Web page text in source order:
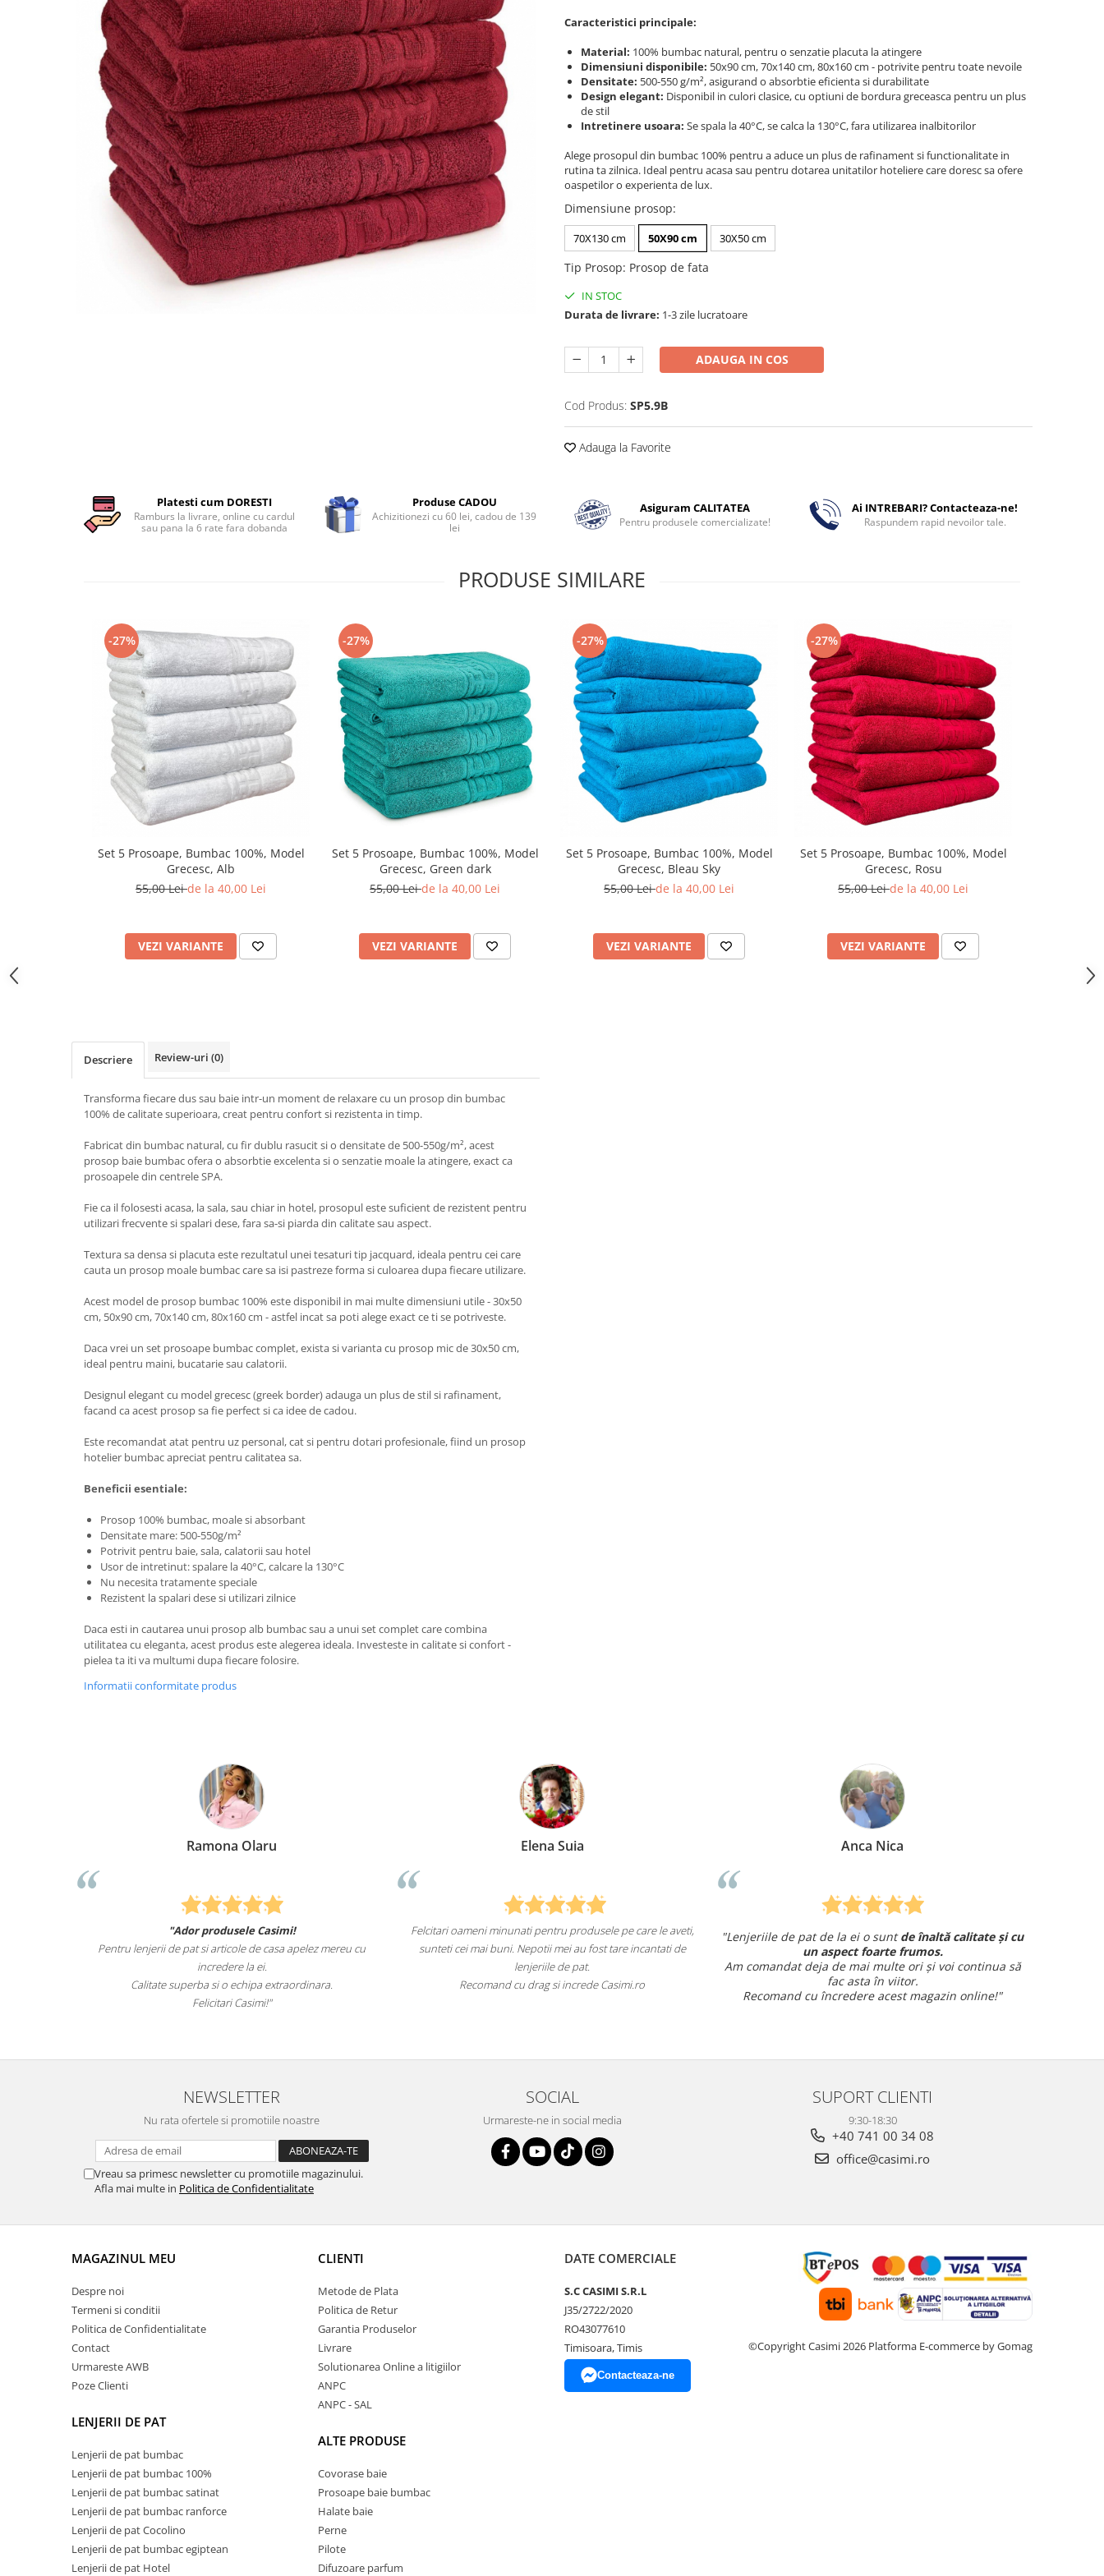
Cearceaf cu elastic
Cearceaf normal
Lenjerii De Pat Creponate
Lenjerii De Pat Bumbac Poplin 2
Lenjerii De Pat Bumbac Poplin,
Matlasate, 2 Persoane
Lenjerii De Pat Bumbac Satinat 2
Lenjerii De Pat Volanase
Lenjerii De Pat, Finet Premium 3D,
Set Lenjerie De Pat Jacquard Regal,
11 Piese, Cuvertura Inclusa
Lenjerii Damasc Egiptean King Size
Lenjerii De Pat, Imprimeu 3D, 1
Caracteristici principale:
Material: 100% bumbac natural, pentru o senzatie placuta la atingere
Dimensiuni disponibile: 50x90 cm, 70x140 cm, 80x160 cm - potrivite pentru toate nevoile
Densitate: 500-550 g/m², asigurand o absorbtie eficienta si durabilitate
Design elegant: Disponibil in culori clasice, cu optiuni de bordura greceasca pentru un plus
de stil
Intretinere usoara: Se spala la 40°C, se calca la 130°C, fara utilizarea inalbitorilor
Alege prosopul din bumbac 100% pentru a aduce un plus de rafinament si functionalitate in
rutina ta zilnica. Ideal pentru acasa sau pentru dotarea unitatilor hoteliere care doresc sa ofere
oaspetilor o experienta de lux.
Dimensiune prosop:
70X130 cm 50X90 cm 30X50 cm
Tip Prosop: Prosop de fata
IN STOC
Durata de livrare: 1-3 zile lucratoare
ADAUGA IN COS
Cod Produs: SP5.9B
Adauga la Favorite
Platesti cum DORESTI
Ramburs la livrare, online cu cardul
sau pana la 6 rate fara dobanda
Produse CADOU
Achizitionezi cu 60 lei, cadou de 139
lei
Asiguram CALITATEA
Pentru produsele comercializate!
Ai INTREBARI? Contacteaza-ne!
Raspundem rapid nevoilor tale.
PRODUSE SIMILARE
-27%
Set 5 Prosoape, Bumbac 100%, Model
Grecesc, Alb
55,00 Leide la 40,00 Lei
VEZI VARIANTE
-27%
Set 5 Prosoape, Bumbac 100%, Model
Grecesc, Green dark
55,00 Leide la 40,00 Lei
VEZI VARIANTE
-27%
Set 5 Prosoape, Bumbac 100%, Model
Grecesc, Bleau Sky
55,00 Leide la 40,00 Lei
VEZI VARIANTE
-27%
Set 5 Prosoape, Bumbac 100%, Model
Grecesc, Rosu
55,00 Leide la 40,00 Lei
VEZI VARIANTE
Descriere Review-uri (0)
Transforma fiecare dus sau baie intr-un moment de relaxare cu un prosop din bumbac
100% de calitate superioara, creat pentru confort si rezistenta in timp.
Fabricat din bumbac natural, cu fir dublu rasucit si o densitate de 500-550g/m², acest
prosop baie bumbac ofera o absorbtie excelenta si o senzatie moale la atingere, exact ca
prosoapele din centrele SPA.
Fie ca il folosesti acasa, la sala, sau chiar in hotel, prosopul este suficient de rezistent pentru
utilizari frecvente si spalari dese, fara sa-si piarda din calitate sau aspect.
Textura sa densa si placuta este rezultatul unei tesaturi tip jacquard, ideala pentru cei care
cauta un prosop moale bumbac care sa isi pastreze forma si culoarea dupa fiecare utilizare.
Acest model de prosop bumbac 100% este disponibil in mai multe dimensiuni utile - 30x50
cm, 50x90 cm, 70x140 cm, 80x160 cm - astfel incat sa poti alege exact ce ti se potriveste.
Daca vrei un set prosoape bumbac complet, exista si varianta cu prosop mic de 30x50 cm,
ideal pentru maini, bucatarie sau calatorii.
Designul elegant cu model grecesc (greek border) adauga un plus de stil si rafinament,
facand ca acest prosop sa fie perfect si ca idee de cadou.
Este recomandat atat pentru uz personal, cat si pentru dotari profesionale, fiind un prosop
hotelier bumbac apreciat pentru calitatea sa.
Beneficii esentiale:
Prosop 100% bumbac, moale si absorbant
Densitate mare: 500-550g/m²
Potrivit pentru baie, sala, calatorii sau hotel
Usor de intretinut: spalare la 40°C, calcare la 130°C
Nu necesita tratamente speciale
Rezistent la spalari dese si utilizari zilnice
Daca esti in cautarea unui prosop alb bumbac sau a unui set complet care combina
utilitatea cu eleganta, acest produs este alegerea ideala. Investeste in calitate si confort -
pielea ta iti va multumi dupa fiecare folosire.
Informatii conformitate produs
Ramona Olaru
"Ador produsele Casimi!
Pentru lenjerii de pat si articole de casa apelez mereu cu
Calitate superba si o echipa extraordinara.
Felicitari Casimi!"
Felcitari oameni minunati pentru produsele pe care le aveti,
sunteti cei mai buni. Nepotii mei au fost tare incantati de
lenjeriile de pat.
Recomand cu drag si increde Casimi.ro
"Lenjeriile de pat de la ei o suntde înaltă calitate și cu
un aspect foarte frumos.
Am comandat deja de mai multe ori și voi continua să
fac asta în viitor.
Recomand cu încredere acest magazin online!"
Am comandat o
NEWSLETTER
Nu rata ofertele si promotiile noastre
Vreau sa primesc newsletter cu promotiile magazinului.
Afla mai multe in Politica de Confidentialitate
SOCIAL
Urmareste-ne in social media
SUPORT CLIENTI
9:30-18:30
+40 741 00 34 08
office@casimi.ro
MAGAZINUL MEU
Despre noi
Termeni si conditii
Politica de Confidentialitate
Contact
Urmareste AWB
Poze Clienti
LENJERII DE PAT
Lenjerii de pat bumbac
Lenjerii de pat bumbac 100%
Lenjerii de pat bumbac satinat
Lenjerii de pat bumbac ranforce
Lenjerii de pat Cocolino
Lenjerii de pat bumbac egiptean
Lenjerii de pat Hotel
CLIENTI
Metode de Plata
Politica de Retur
Garantia Produselor
Livrare
Solutionarea Online a litigiilor
ANPC
ANPC - SAL
ALTE PRODUSE
Covorase baie
Prosoape baie bumbac
Halate baie
Perne
Pilote
Difuzoare parfum
DATE COMERCIALE
S.C CASIMI S.R.L
J35/2722/2020
RO43077610
Timisoara, Timis
Contacteaza-ne
©Copyright Casimi 2026 Platforma E-commerce by Gomag